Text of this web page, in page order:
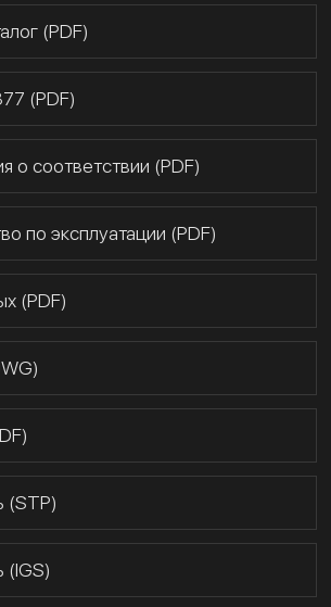
(PDF)
(PDF)
о соответствии (PDF)
по эксплуатации (PDF)
(PDF)
(STP)
(IGS)